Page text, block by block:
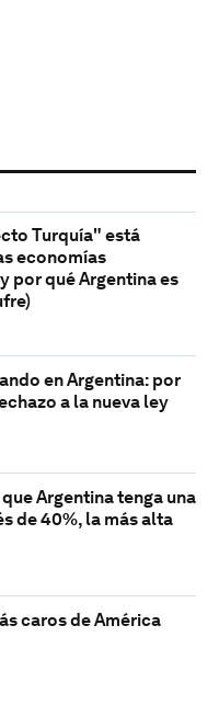
Turquía" está
economías
por qué Argentina es
en Argentina: por
a la nueva ley
Argentina tenga una
de 40%, la más alta
caros de América